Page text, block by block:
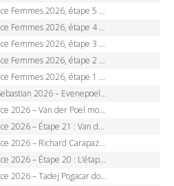
Demi Vollering gagne à Belleville, Reusser en jaune, Ferrand-Prévot coule
4 – Marlen Reusser écrase le chrono, Ferrand-Prévot en crise
3 – Sigrid Haugset en solitaire, 88 km d’échappée, maillot jaune
2 – Lorena Wiebes doublé à Genève, Markus héroïque, 7e record
1 – Lorena Wiebes intouchable à Lausanne, premier maillot jaune
Evenepoel recordman, 4e victoire, Carapaz battu au sprint
monumental à Paris, Pogacar égale le record des cinq sacres
Poel, Pogacar, qui succédera à Wout van Aert sur les Champs-Elysées ?
roi des Alpes, doublé et maillot à pois, Seixas perd le podium
reine, Galibier, Sarenne, Alpe d’Huez, qui succédera à Pogacar ?
dompte l’Alpe d’Huez, 5e victoire, record de Pantani pulvérisé